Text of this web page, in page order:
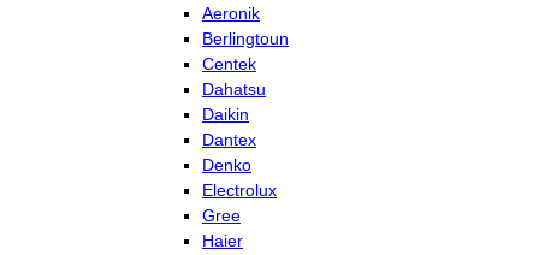
Aeronik
Berlingtoun
Centek
Dahatsu
Daikin
Dantex
Denko
Electrolux
Gree
Haier